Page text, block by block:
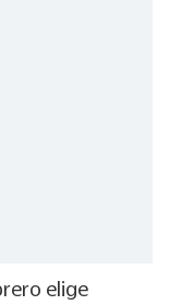
elige